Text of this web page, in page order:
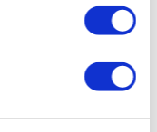
modernioms
dangteliu